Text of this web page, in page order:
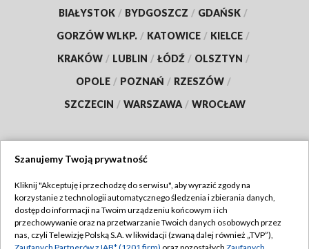
BIAŁYSTOK / BYDGOSZCZ / GDAŃSK /
GORZÓW WLKP. / KATOWICE / KIELCE /
KRAKÓW / LUBLIN / ŁÓDŹ / OLSZTYN /
OPOLE / POZNAŃ / RZESZÓW /
SZCZECIN / WARSZAWA / WROCŁAW
TVP
Abonament TVP
Emisja w TVP
Regulamin TVP
Szanujemy Twoją prywatność
Kliknij "Akceptuję i przechodzę do serwisu", aby wyrazić zgody na
korzystanie z technologii automatycznego śledzenia i zbierania danych,
dostęp do informacji na Twoim urządzeniu końcowym i ich
przechowywanie oraz na przetwarzanie Twoich danych osobowych przez
nas, czyli Telewizję Polską S.A. w likwidacji (zwaną dalej również „TVP”),